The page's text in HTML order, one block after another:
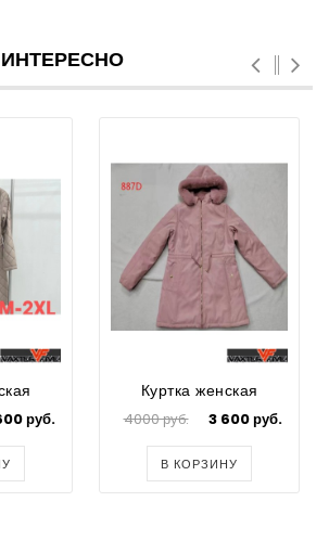
руб.
Куртка женская
4000 руб. 3 600 руб.
В КОРЗИНУ